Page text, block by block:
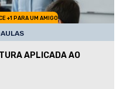
+1 PARA UM AMIGO
APLICADA AO